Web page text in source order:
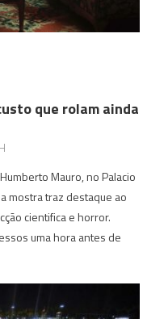
que rolam ainda
Mauro, no Palacio
mostra traz destaque ao
cientifica e horror.
uma hora antes de